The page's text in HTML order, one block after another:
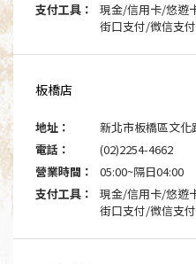
支付工具：
現金/信用卡/悠遊
街口支付/微信支付
板橋店
地址：
新北市板橋區文化
電話：
(02)2254-4662
營業時間：
05:00~隔日04:00
支付工具：
現金/信用卡/悠遊
街口支付/微信支付